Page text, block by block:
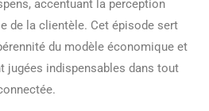
accentuant la perception
de la clientèle. Cet épisode sert
du modèle économique et
jugées indispensables dans tout